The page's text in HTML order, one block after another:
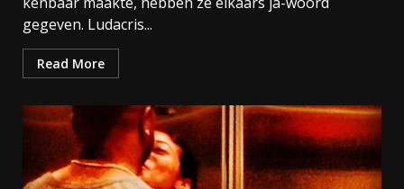
gegeven. Ludacris...
Read More